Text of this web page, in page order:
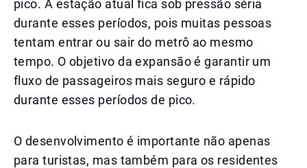
pico. A estação atual fica sob pressão séria
durante esses períodos, pois muitas pessoas
tentam entrar ou sair do metrô ao mesmo
tempo. O objetivo da expansão é garantir um
fluxo de passageiros mais seguro e rápido
durante esses períodos de pico.
O desenvolvimento é importante não apenas
para turistas, mas também para os residentes